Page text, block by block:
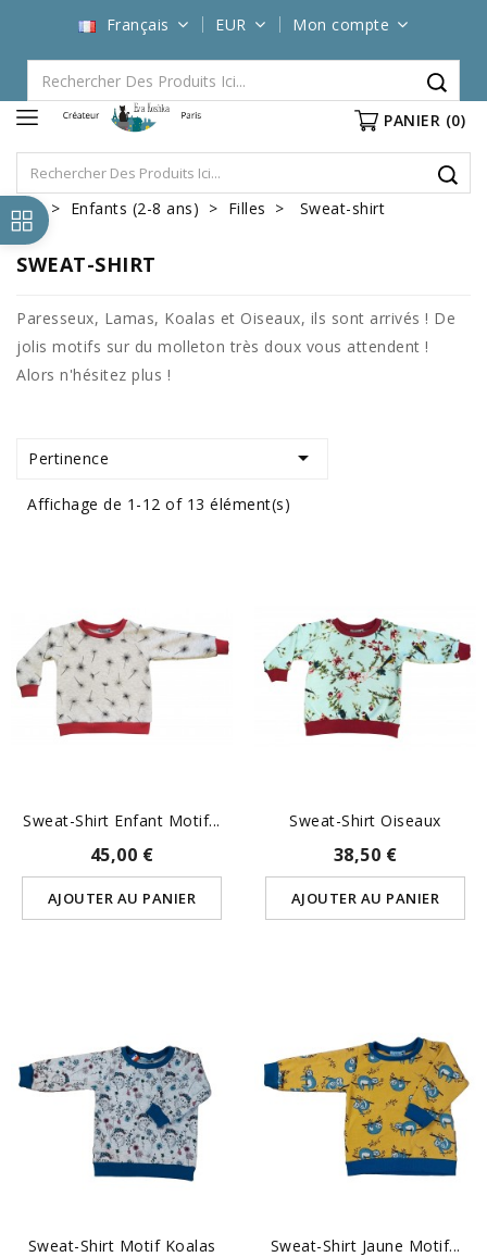
Français EUR Mon compte
PANIER (0)
Enfants (2-8 ans) Filles Sweat-shirt
SWEAT-SHIRT
Paresseux, Lamas, Koalas et Oiseaux, ils sont arrivés ! De
jolis motifs sur du molleton très doux vous attendent !
Alors n'hésitez plus !
Pertinence 
Affichage de 1-12 of 13 élément(s)
Sweat-Shirt Enfant Motif...
45,00 €
AJOUTER AU PANIER
Sweat-Shirt Oiseaux
38,50 €
AJOUTER AU PANIER
Sweat-Shirt Motif Koalas Sweat-Shirt Jaune Motif...